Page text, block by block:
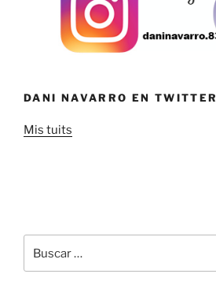
DANI NAVARRO EN TWITTER
Mis tuits
por: